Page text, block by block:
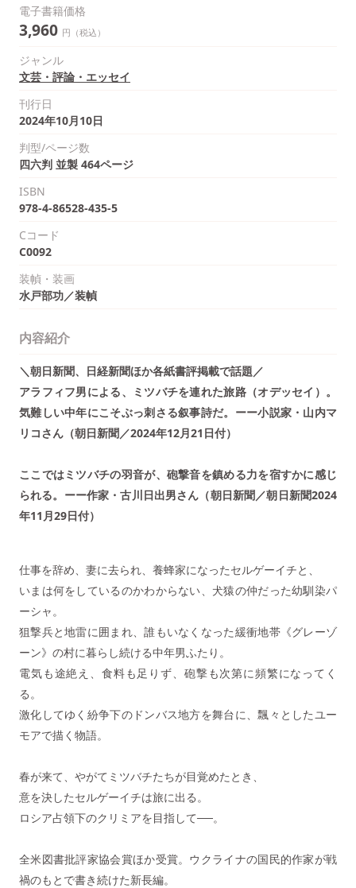
電子書籍価格
3,960 円（税込）
ジャンル
文芸・評論・エッセイ
刊行日
2024年10月10日
判型/ページ数
四六判 並製 464ページ
ISBN
978-4-86528-435-5
Cコード
C0092
装幀・装画
水戸部功／装幀
内容紹介
＼朝日新聞、日経新聞ほか各紙書評掲載で話題／
アラフィフ男による、ミツバチを連れた旅路（オデッセイ）。
気難しい中年にこそぶっ刺さる叙事詩だ。ーー小説家・山内マ
リコさん（朝日新聞／2024年12月21日付）
ここではミツバチの羽音が、砲撃音を鎮める力を宿すかに感じ
られる。ーー作家・古川日出男さん（朝日新聞／朝日新聞2024
年11月29日付）
仕事を辞め、妻に去られ、養蜂家になったセルゲーイチと、
いまは何をしているのかわからない、犬猿の仲だった幼馴染パ
ーシャ。
狙撃兵と地雷に囲まれ、誰もいなくなった緩衝地帯《グレーゾ
ーン》の村に暮らし続ける中年男ふたり。
電気も途絶え、食料も足りず、砲撃も次第に頻繁になってく
る。
激化してゆく紛争下のドンバス地方を舞台に、飄々としたユー
モアで描く物語。
春が来て、やがてミツバチたちが目覚めたとき、
意を決したセルゲーイチは旅に出る。
ロシア占領下のクリミアを目指して──。
全米図書批評家協会賞ほか受賞。ウクライナの国民的作家が戦
禍のもとで書き続けた新長編。